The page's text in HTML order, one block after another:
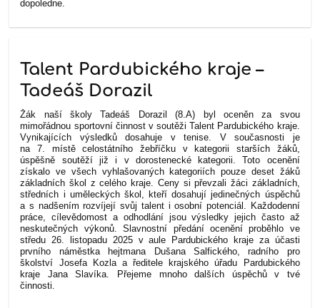
dopoledne.
Talent Pardubického kraje –
Tadeáš Dorazil
Žák naší školy Tadeáš Dorazil (8.A) byl oceněn za svou
mimořádnou sportovní činnost v soutěži Talent Pardubického kraje.
Vynikajících výsledků dosahuje v tenise. V současnosti je
na 7. místě celostátního žebříčku v kategorii starších žáků,
úspěšně soutěží již i v dorostenecké kategorii. Toto ocenění
získalo ve všech vyhlašovaných kategoriích pouze deset žáků
základních škol z celého kraje. Ceny si převzali žáci základních,
středních i uměleckých škol, kteří dosahují jedinečných úspěchů
a s nadšením rozvíjejí svůj talent i osobní potenciál. Každodenní
práce, cílevědomost a odhodlání jsou výsledky jejich často až
neskutečných výkonů. Slavnostní předání ocenění proběhlo ve
středu 26. listopadu 2025 v aule Pardubického kraje za účasti
prvního náměstka hejtmana Dušana Salfického, radního pro
školství Josefa Kozla a ředitele krajského úřadu Pardubického
kraje Jana Slavíka.
Přejeme mnoho dalších úspěchů v tvé
činnosti.